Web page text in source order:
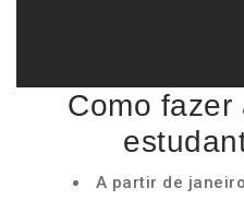
Como fazer
A partir de